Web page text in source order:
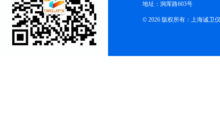
地址：洞厍路603号
© 2026 版权所有：上海诚卫